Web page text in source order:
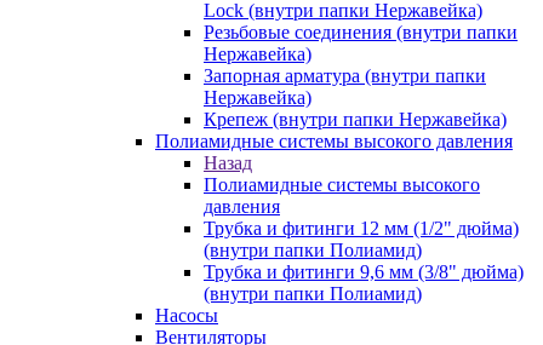
Lock (внутри папки Нержавейка)
Резьбовые соединения (внутри папки
Нержавейка)
Запорная арматура (внутри папки
Нержавейка)
Крепеж (внутри папки Нержавейка)
Полиамидные системы высокого давления
Назад
Полиамидные системы высокого
давления
Трубка и фитинги 12 мм (1/2" дюйма)
(внутри папки Полиамид)
Трубка и фитинги 9,6 мм (3/8" дюйма)
(внутри папки Полиамид)
Насосы
Вентиляторы